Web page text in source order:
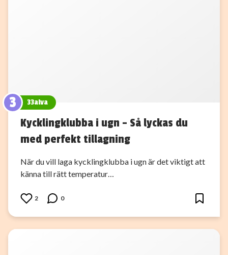
3 33alva
Kycklingklubba i ugn – Så lyckas du
med perfekt tillagning
När du vill laga kycklingklubba i ugn är det viktigt att
känna till rätt temperatur…
2 0